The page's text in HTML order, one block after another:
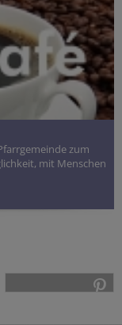
zum
mit Menschen